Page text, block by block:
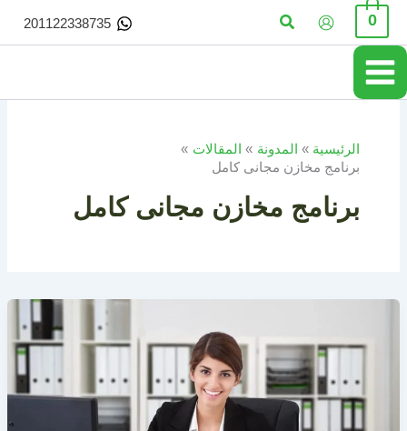
تخطي
المحتوى
0 البحث 201122338735
الرئيسية المدونة
المقالات
برنامج مخازن مجانى كامل
برنامج مخازن مجانى كامل